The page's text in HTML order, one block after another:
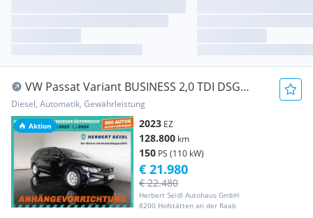
Aktion
VW Passat Variant BUSINESS 2,0 TDI DSG
*VOLL-LED /...
Diesel, Automatik, Gewährleistung
2023 EZ
128.800 km
150 PS (110 kW)
Herbert Seidl Autohaus GmbH
8200 Hofstätten an der Raab
€ 22.480
€ 21.980